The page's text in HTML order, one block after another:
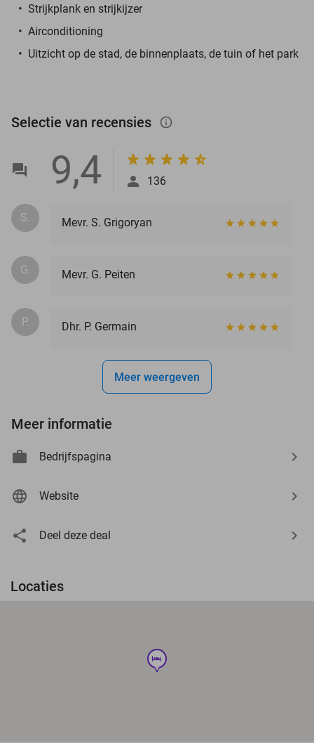
Strijkplank en strijkijzer
Airconditioning
Uitzicht op de stad, de binnenplaats, de tuin of het park
Selectie van recensies info_outlined
9,4 136
S. Mevr. S. Grigoryan
G. Mevr. G. Peiten
P. Dhr. P. Germain
Meer weergeven
Meer informatie
Bedrijfspagina
Website
Deel deze deal
Locaties
hotel